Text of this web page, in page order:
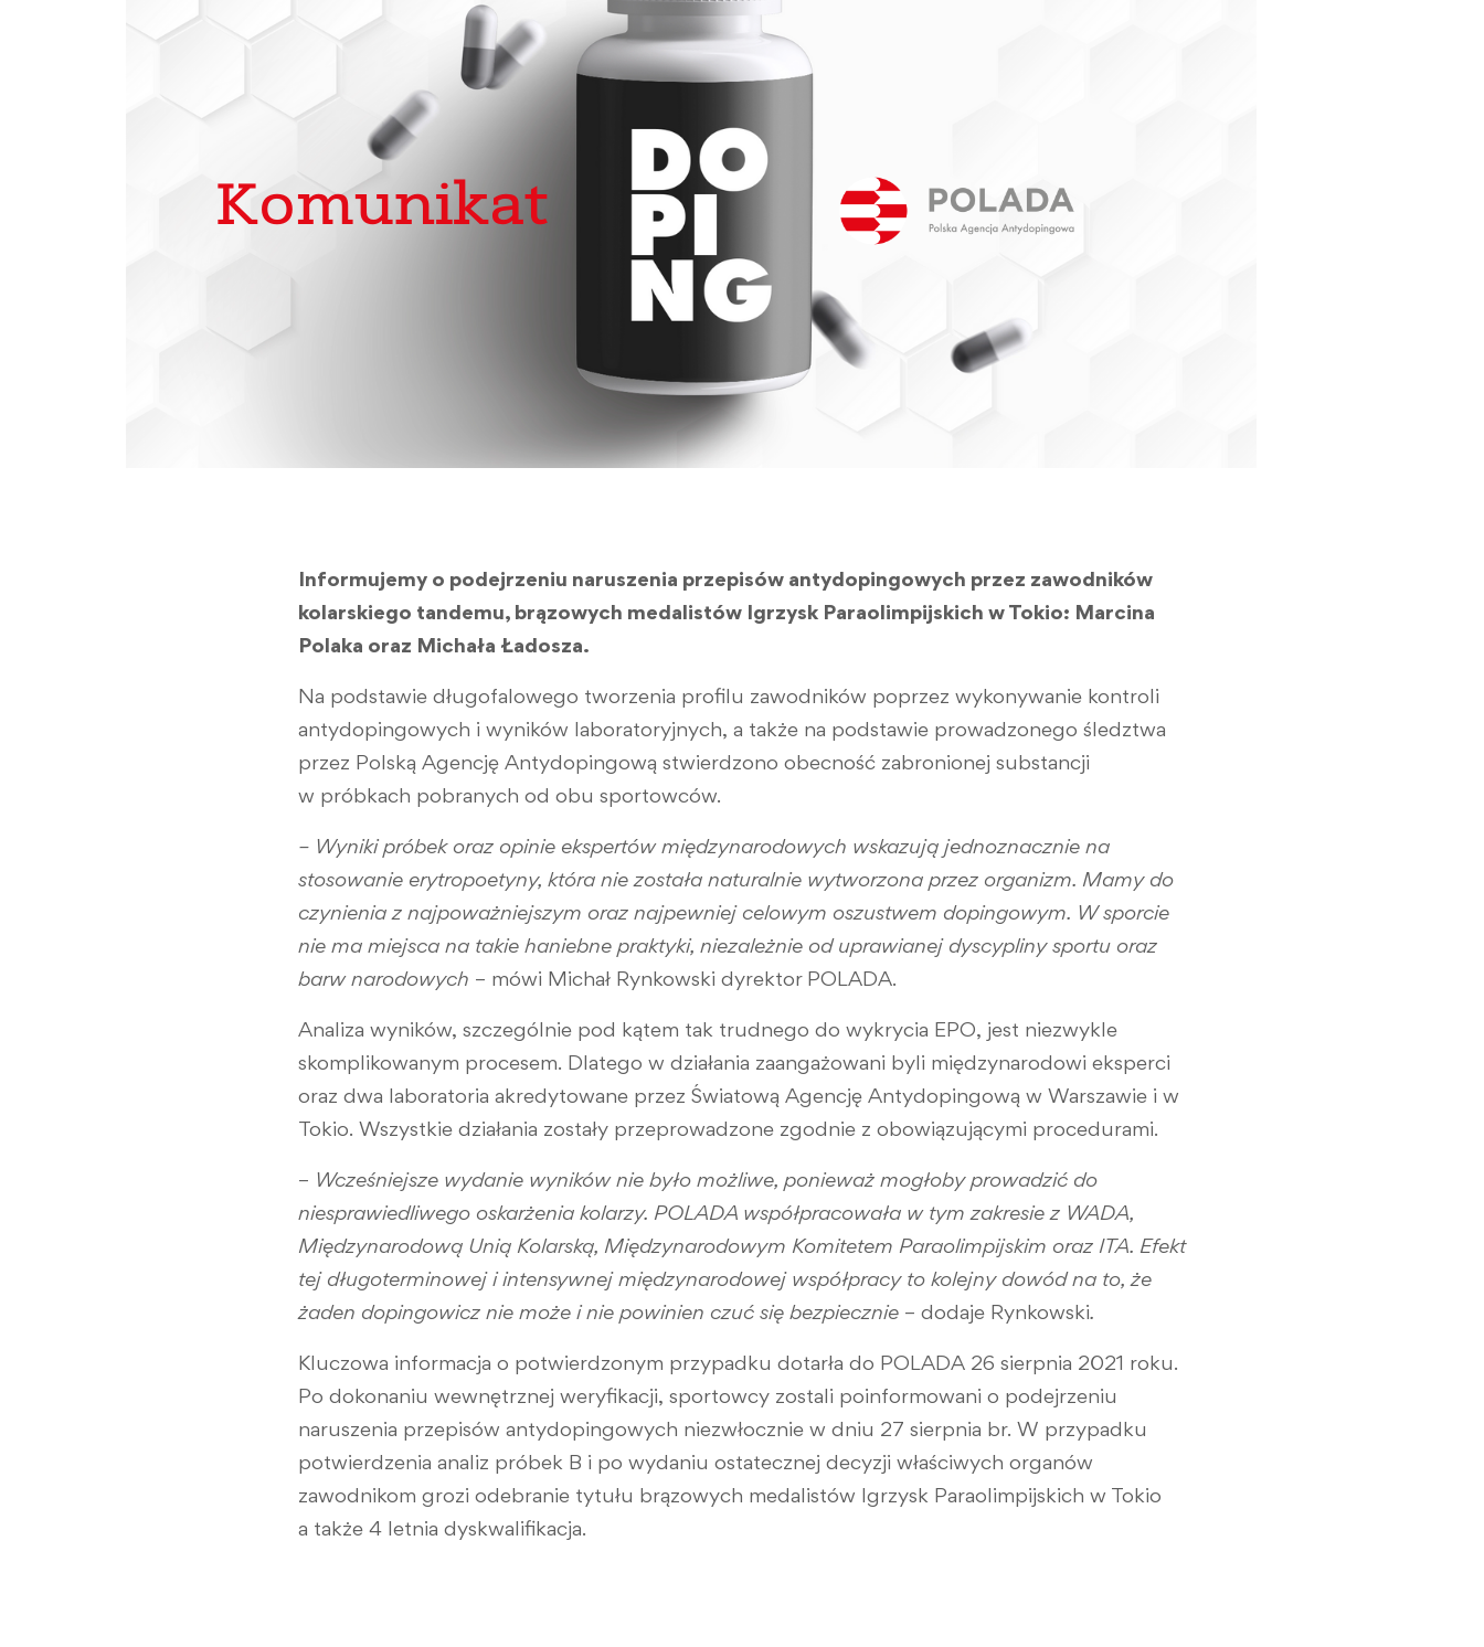
Informujemy o podejrzeniu naruszenia przepisów antydopingowych przez zawodników
kolarskiego tandemu, brązowych medalistów Igrzysk Paraolimpijskich w Tokio: Marcina
Polaka oraz Michała Ładosza.
Na podstawie długofalowego tworzenia profilu zawodników poprzez wykonywanie kontroli
antydopingowych i wyników laboratoryjnych, a także na podstawie prowadzonego śledztwa
przez Polską Agencję Antydopingową stwierdzono obecność zabronionej substancji
w próbkach pobranych od obu sportowców.
– Wyniki próbek oraz opinie ekspertów międzynarodowych wskazują jednoznacznie na
stosowanie erytropoetyny, która nie została naturalnie wytworzona przez organizm. Mamy do
czynienia z najpoważniejszym oraz najpewniej celowym oszustwem dopingowym. W sporcie
nie ma miejsca na takie haniebne praktyki, niezależnie od uprawianej dyscypliny sportu oraz
barw narodowych – mówi Michał Rynkowski dyrektor POLADA.
Analiza wyników, szczególnie pod kątem tak trudnego do wykrycia EPO, jest niezwykle
skomplikowanym procesem. Dlatego w działania zaangażowani byli międzynarodowi eksperci
oraz dwa laboratoria akredytowane przez Światową Agencję Antydopingową w Warszawie i w
Tokio. Wszystkie działania zostały przeprowadzone zgodnie z obowiązującymi procedurami.
– Wcześniejsze wydanie wyników nie było możliwe, ponieważ mogłoby prowadzić do
niesprawiedliwego oskarżenia kolarzy. POLADA współpracowała w tym zakresie z WADA,
Międzynarodową Unią Kolarską, Międzynarodowym Komitetem Paraolimpijskim oraz ITA. Efekt
tej długoterminowej i intensywnej międzynarodowej współpracy to kolejny dowód na to, że
żaden dopingowicz nie może i nie powinien czuć się bezpiecznie – dodaje Rynkowski.
Kluczowa informacja o potwierdzonym przypadku dotarła do POLADA 26 sierpnia 2021 roku.
Po dokonaniu wewnętrznej weryfikacji, sportowcy zostali poinformowani o podejrzeniu
naruszenia przepisów antydopingowych niezwłocznie w dniu 27 sierpnia br. W przypadku
potwierdzenia analiz próbek B i po wydaniu ostatecznej decyzji właściwych organów
zawodnikom grozi odebranie tytułu brązowych medalistów Igrzysk Paraolimpijskich w Tokio
a także 4 letnia dyskwalifikacja.